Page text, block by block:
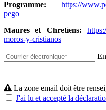
Programme:
https://
pego
Maures et Chrétiens:
moros-y-cristianos
La zone email doit être
J'ai lu et accepté la